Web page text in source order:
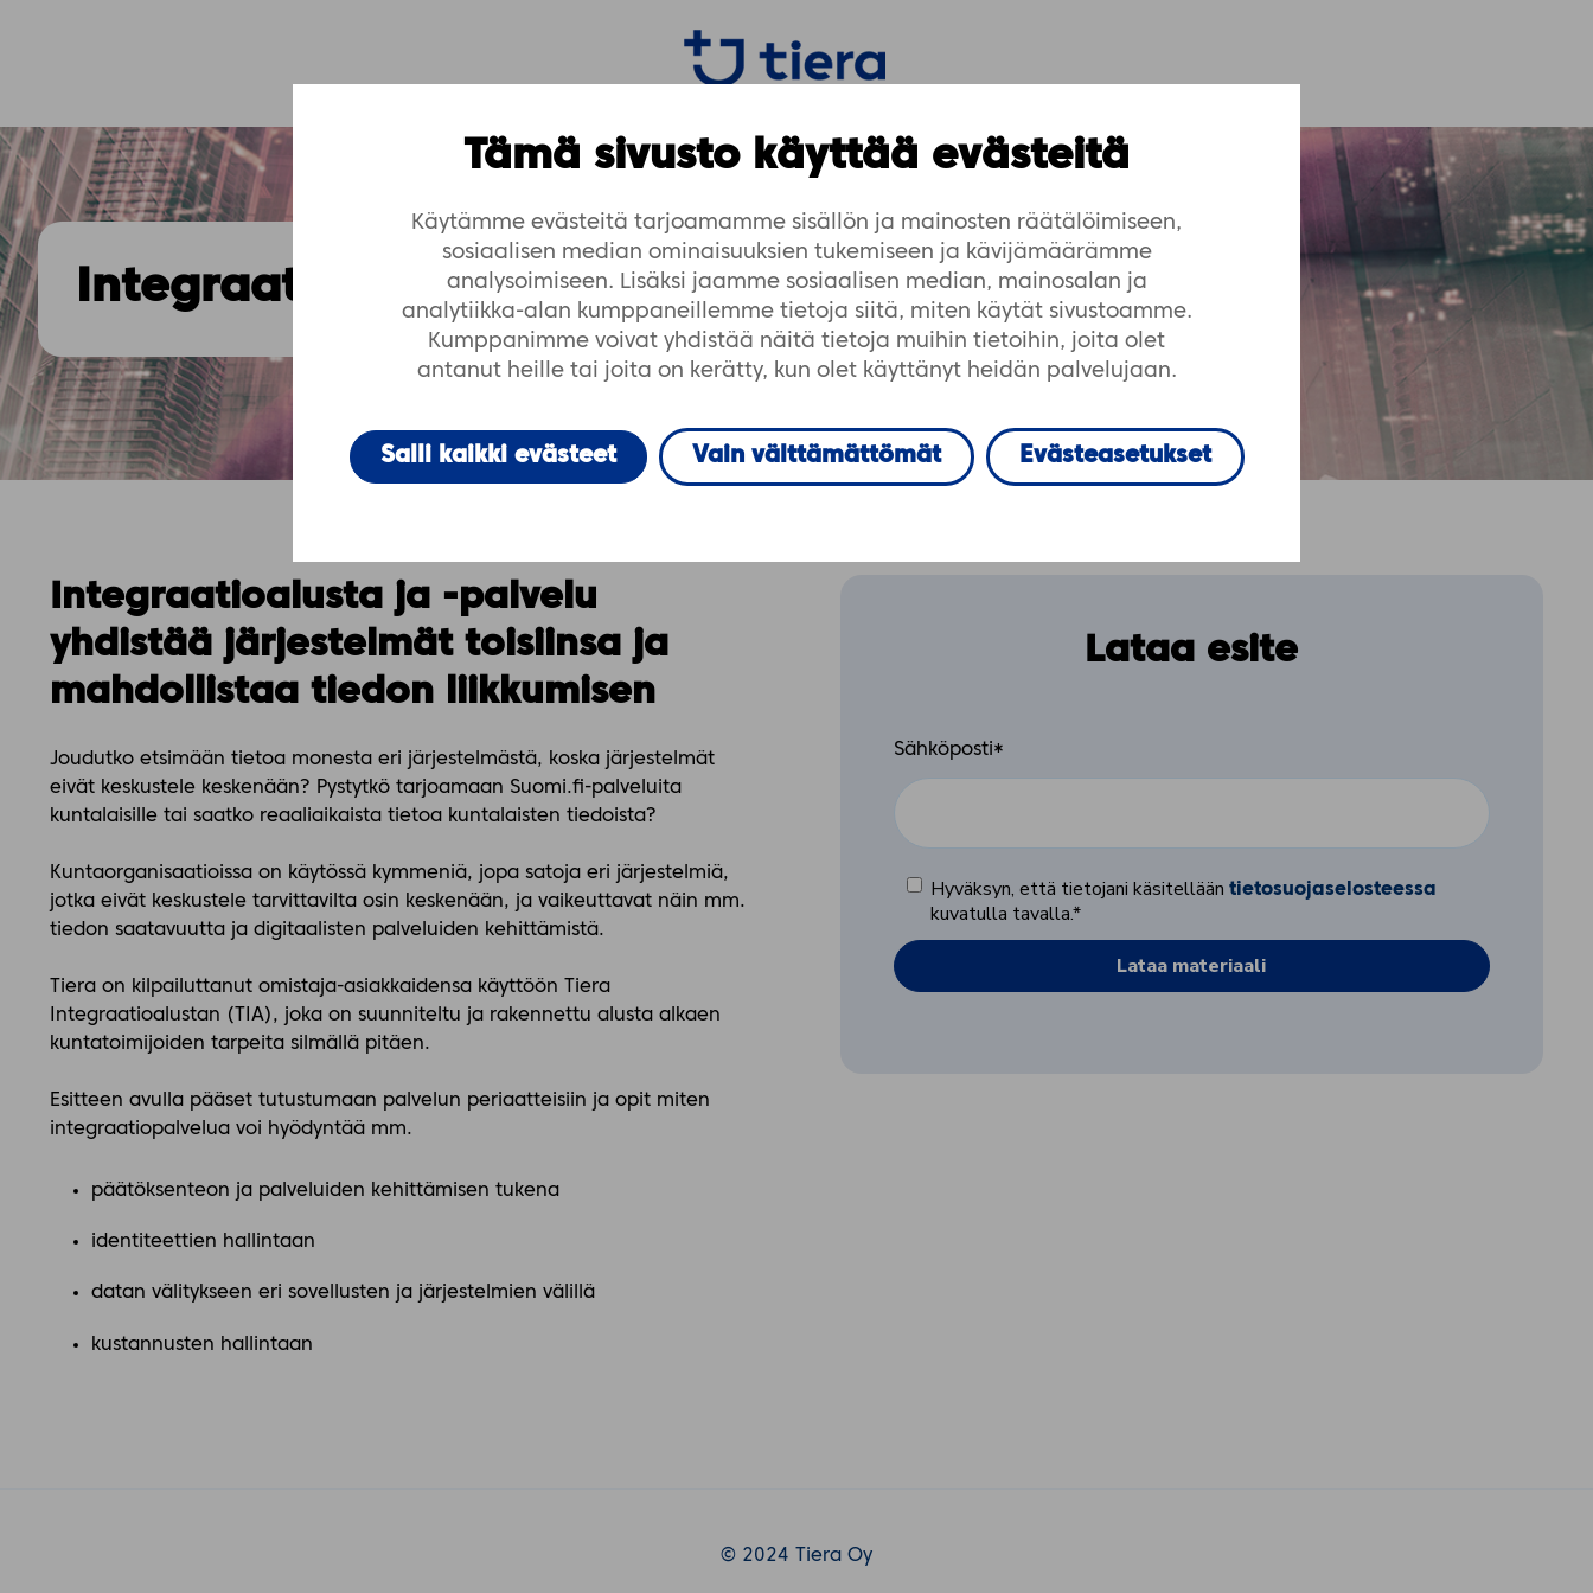
Tämä sivusto käyttää evästeitä
Käytämme evästeitä tarjoamamme sisällön ja mainosten räätälöimiseen,
sosiaalisen median ominaisuuksien tukemiseen ja kävijämäärämme
analysoimiseen. Lisäksi jaamme sosiaalisen median, mainosalan ja
analytiikka-alan kumppaneillemme tietoja siitä, miten käytät sivustoamme.
Kumppanimme voivat yhdistää näitä tietoja muihin tietoihin, joita olet
antanut heille tai joita on kerätty, kun olet käyttänyt heidän palvelujaan.
Salli kaikki evästeet Vain välttämättömät Evästeasetukset
Integraatiot ja -palvelut
Integraatioalusta ja -palvelu
yhdistää järjestelmät toisiinsa ja
mahdollistaa tiedon liikkumisen
Joudutko etsimään tietoa monesta eri järjestelmästä, koska järjestelmät
eivät keskustele keskenään? Pystytkö tarjoamaan Suomi.fi-palveluita
kuntalaisille tai saatko reaaliaikaista tietoa kuntalaisten tiedoista?
Kuntaorganisaatioissa on käytössä kymmeniä, jopa satoja eri järjestelmiä,
jotka eivät keskustele tarvittavilta osin keskenään, ja vaikeuttavat näin mm.
tiedon saatavuutta ja digitaalisten palveluiden kehittämistä.
Tiera on kilpailuttanut omistaja-asiakkaidensa käyttöön Tiera
Integraatioalustan (TIA), joka on suunniteltu ja rakennettu alusta alkaen
kuntatoimijoiden tarpeita silmällä pitäen.
Esitteen avulla pääset tutustumaan palvelun periaatteisiin ja opit miten
integraatiopalvelua voi hyödyntää mm.
päätöksenteon ja palveluiden kehittämisen tukena
identiteettien hallintaan
datan välitykseen eri sovellusten ja järjestelmien välillä
kustannusten hallintaan
Lataa esite
Sähköposti*
Hyväksyn, että tietojani käsitellään tietosuojaselosteessa
kuvatulla tavalla.*
© 2024 Tiera Oy